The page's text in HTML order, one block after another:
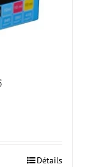
Détails